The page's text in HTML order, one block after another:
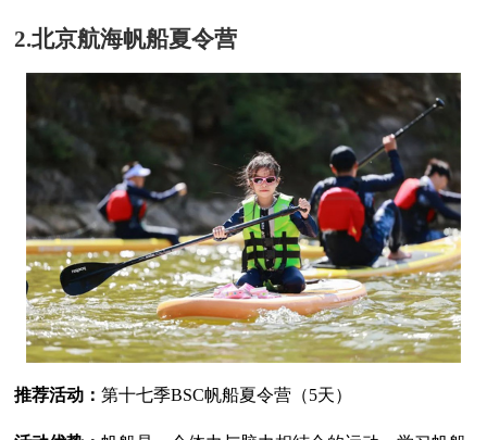
2.北京航海帆船夏令营
推荐活动：第十七季BSC帆船夏令营（5天）